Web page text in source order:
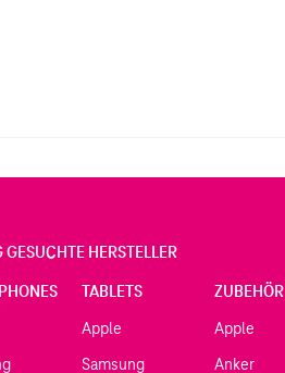
GESUCHTE HERSTELLER
TABLETS
Apple
Samsung
ZUBEHÖR
Apple
Anker